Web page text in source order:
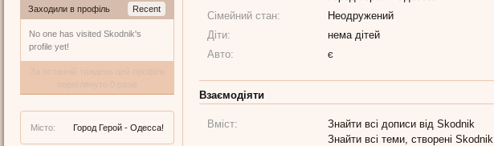
Заходили в профіль Recent
No one has visited Skodnik's
profile yet!
Місто: Город Герой - Одесса!
Сімейний стан:
Неодружений
Діти:
нема дітей
Авто:
є
Взаємодіяти
Вміст:
Знайти всі дописи від Skodnik
Знайти всі теми, створені Skodnik